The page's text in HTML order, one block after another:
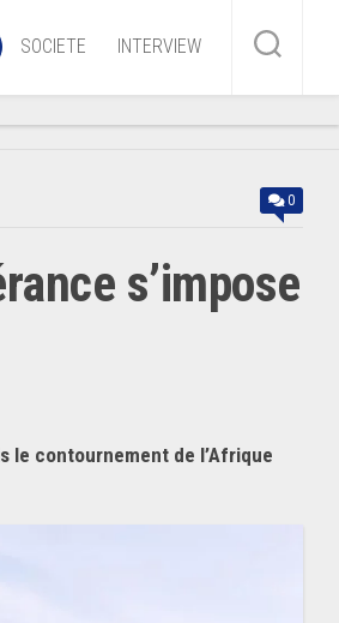
SOCIETE INTERVIEW
0
s’impose
le contournement de l’Afrique